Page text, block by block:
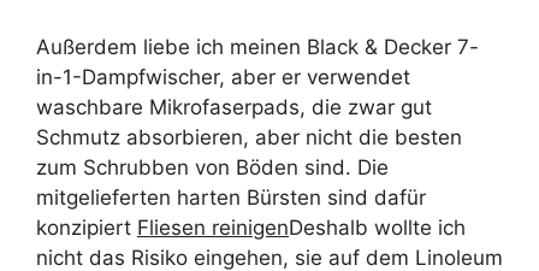
Außerdem liebe ich meinen Black & Decker 7-
in-1-Dampfwischer, aber er verwendet
waschbare Mikrofaserpads, die zwar gut
Schmutz absorbieren, aber nicht die besten
zum Schrubben von Böden sind. Die
mitgelieferten harten Bürsten sind dafür
konzipiert Fliesen reinigenDeshalb wollte ich
nicht das Risiko eingehen, sie auf dem Linoleum